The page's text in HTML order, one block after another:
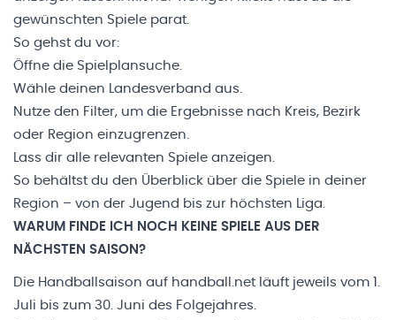
gewünschten Spiele parat.
So gehst du vor:
Öffne die Spielplansuche
Wähle deinen Landesverband aus.
Nutze den Filter, um die Ergebnisse nach Kreis, Bezirk
oder Region einzugrenzen.
Lass dir alle relevanten Spiele anzeigen.
So behältst du den Überblick über die Spiele in deiner
Region – von der Jugend bis zur höchsten Liga.
WARUM FINDE ICH NOCH KEINE SPIELE AUS DER
NÄCHSTEN SAISON?
Die Handballsaison auf handball.net läuft jeweils vom 1.
Juli bis zum 30. Juni des Folgejahres.